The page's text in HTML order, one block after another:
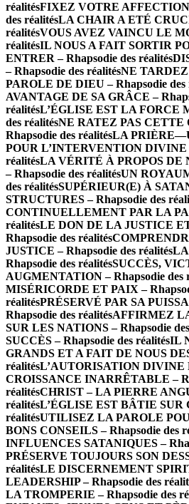
réalitésFIXEZ VOTRE
des réalitésLA CHAIR A ETÉ
réalitésVOUS AVEZ VAINCU LE
réalitésIL NOUS A FAIT SORTIR
ENTRER – Rhapsodie des réalités
– Rhapsodie des réalitésNE
PAROLE DE DIEU – Rhapsodie des
AVANTAGE DE SA GRÂCE –
réalitésL’ÉGLISE EST LA FORCE
des réalitésNE RATEZ PAS CETTE
Rhapsodie des réalitésLA
POUR L’INTERVENTION DIVINE
réalitésLA VÉRITÉ À PROPOS DE
– Rhapsodie des réalitésUN
des réalitésSUPÉRIEUR(E) À
STRUCTURES – Rhapsodie des
CONTINUELLEMENT PAR LA
réalitésLE DON DE LA JUSTICE
Rhapsodie des réalités
JUSTICE – Rhapsodie des réalités
Rhapsodie des réalitésSUCCÈS,
AUGMENTATION – Rhapsodie des
MISÉRICORDE ET PAIX –
réalitésPRÉSERVÉ PAR SA
Rhapsodie des réalitésAFFIRMEZ
SUR LES NATIONS – Rhapsodie
SUCCÈS – Rhapsodie des réalitésIL
GRANDS ET A FAIT DE NOUS
réalitésL’AUTORISATION DIVINE
CROISSANCE INARRÊTABLE –
réalitésCHRIST – LA PIERRE
réalitésL’ÉGLISE EST BÂTIE SUR
réalitésUTILISEZ LA PAROLE
BONS CONSEILS – Rhapsodie des
INFLUENCES SATANIQUES –
PRÉSERVE TOUJOURS SON
réalitésLE DISCERNEMENT
LEADERSHIP – Rhapsodie des
LA TROMPERIE – Rhapsodie des